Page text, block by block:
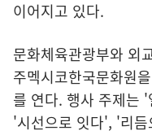
이어지고 있다.
문화체육관광부와 외
주멕시코한국문화원
를 연다. 행사 주제는
'시선으로 잇다', '리